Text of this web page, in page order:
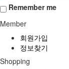
Remember me
Member
회원가입
정보찾기
Shopping